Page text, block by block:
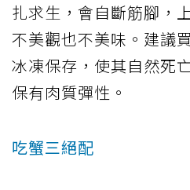
扎求生，會自斷筋腳，
不美觀也不美味。建議
冰凍保存，使其自然死
保有肉質彈性。
吃蟹三絕配